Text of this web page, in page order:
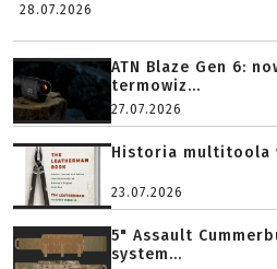
28.07.2026
ATN Blaze Gen 6:
termowiz...
27.07.2026
Historia multitoola
23.07.2026
5" Assault
system...